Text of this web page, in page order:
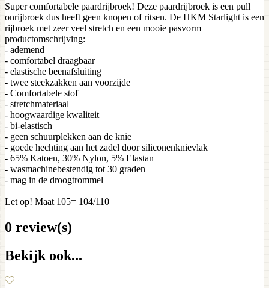
Super comfortabele paardrijbroek! Deze paardrijbroek is een pull
onrijbroek dus heeft geen knopen of ritsen. De HKM Starlight is een
rijbroek met zeer veel stretch en een mooie pasvorm
productomschrijving:
- ademend
- comfortabel draagbaar
- elastische beenafsluiting
- twee steekzakken aan voorzijde
- Comfortabele stof
- stretchmateriaal
- hoogwaardige kwaliteit
- bi-elastisch
- geen schuurplekken aan de knie
- goede hechting aan het zadel door siliconenknievlak
- 65% Katoen, 30% Nylon, 5% Elastan
- wasmachinebestendig tot 30 graden
- mag in de droogtrommel
Let op! Maat 105= 104/110
0 review(s)
Bekijk ook...